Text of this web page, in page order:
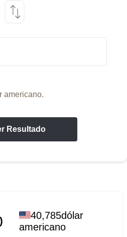
americano.
Resultado
40,785dólar
americano